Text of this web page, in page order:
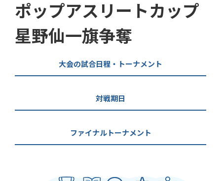
ポップアスリートカップ
星野仙一旗争奪
大会の試合日程・トーナメント
対戦期日
ファイナルトーナメント